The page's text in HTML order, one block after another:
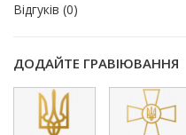
Відгуків (0)
ДОДАЙТЕ ГРАВІЮВАННЯ